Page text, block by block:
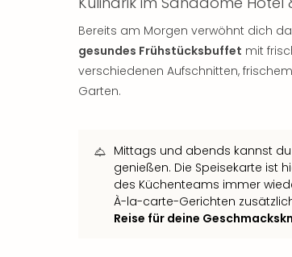
Bereits am Morgen verwöhnt dich
gesundes Frühstücksbuffet mit
verschiedenen Aufschnitten,
Garten.
Mittags und abends kannst
genießen. Die Speisekarte ist
des Küchenteams immer
À-la-carte-Gerichten
Reise für deine